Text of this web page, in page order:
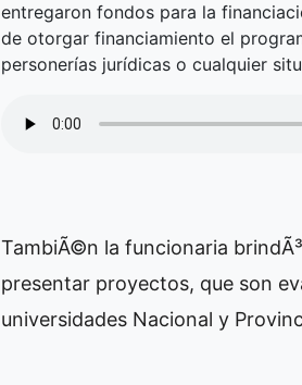
entregaron fondos para la
de otorgar financiamiento el
personerías jurídicas o cualquier
TambiÃ©n la funcionaria
presentar proyectos, que son
universidades Nacional y